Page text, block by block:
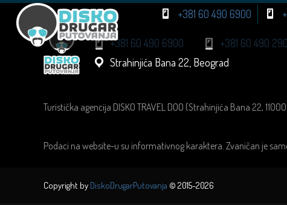
+381 60 490 6900
+381 60 490 6900 +381 60 490
Strahinjića Bana 22, Beograd
Turistička agencija DISKO TRAVEL DOO (Strahinjića Bana 22,
Podaci na website-u su informativnog karaktera. Zvaničan je
Copyright by DiskoDrugarPutovanja © 2015-2026